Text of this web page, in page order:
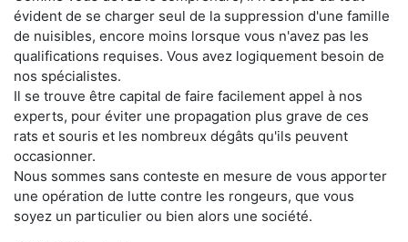
évident de se charger seul de la suppression d'une famille
de nuisibles, encore moins lorsque vous n'avez pas les
qualifications requises. Vous avez logiquement besoin de
nos spécialistes.
Il se trouve être capital de faire facilement appel à nos
experts, pour éviter une propagation plus grave de ces
rats et souris et les nombreux dégâts qu'ils peuvent
occasionner.
Nous sommes sans conteste en mesure de vous apporter
une opération de lutte contre les rongeurs, que vous
soyez un particulier ou bien alors une société.